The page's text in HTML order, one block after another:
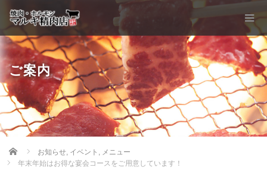
ご案内
Home お知らせ, イベント , メニュー
年末年始はお得な宴会コースをご用意しています！